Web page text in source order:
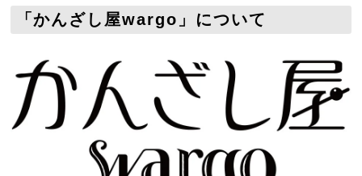
「かんざし屋wargo」について